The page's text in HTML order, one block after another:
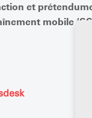
et
mobile